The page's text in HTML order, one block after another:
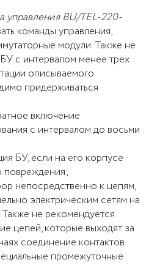
управления BU/TEL-220-
команды управления,
модули. Также не
с интервалом менее трёх
описываемого
придерживаться
включение
с интервалом до восьми
БУ, если на его корпусе
повреждения;
непосредственно к цепям,
электрическим сетям на
не рекомендуется
цепей, которые выходят за
соединение контактов
промежуточные